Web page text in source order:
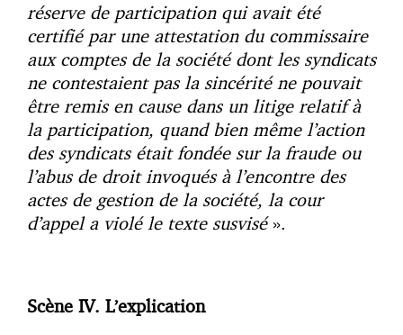
réserve de participation qui avait été
certifié par une attestation du commissaire
aux comptes de la société dont les syndicats
ne contestaient pas la sincérité ne pouvait
être remis en cause dans un litige relatif à
la participation, quand bien même l’action
des syndicats était fondée sur la fraude ou
l’abus de droit invoqués à l’encontre des
actes de gestion de la société, la cour
d’appel a violé le texte susvisé».
Scène IV. L’explication